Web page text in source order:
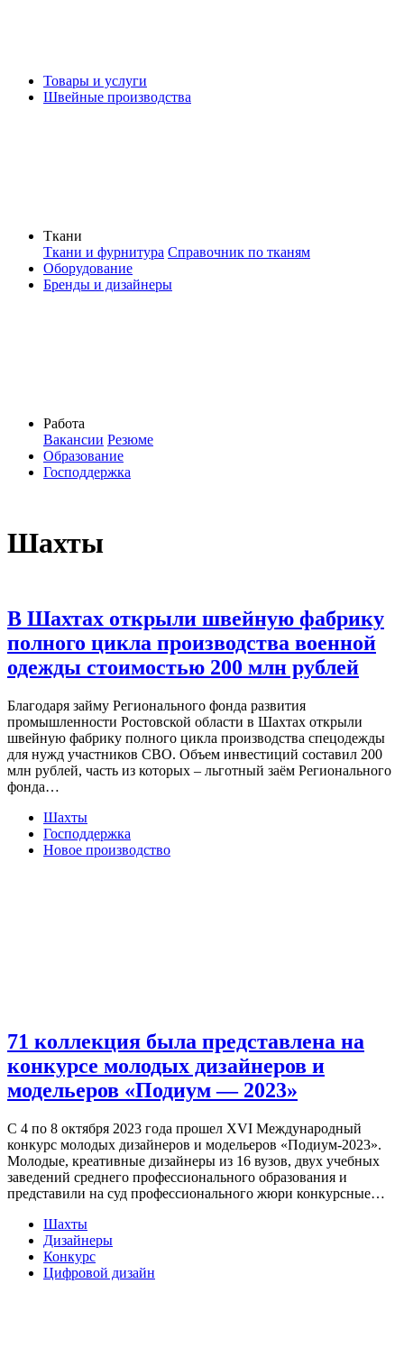
Товары и услуги
Швейные производства
Ткани
Ткани и фурнитура Справочник по тканям
Оборудование
Бренды и дизайнеры
Работа
Вакансии Резюме
Образование
Господдержка
Шахты
В Шахтах открыли швейную фабрику
полного цикла производства военной
одежды стоимостью 200 млн рублей
Благодаря займу Регионального фонда развития
промышленности Ростовской области в Шахтах открыли
швейную фабрику полного цикла производства спецодежды
для нужд участников СВО. Объем инвестиций составил 200
млн рублей, часть из которых – льготный заём Регионального
фонда…
Шахты
Господдержка
Новое производство
71 коллекция была представлена на
конкурсе молодых дизайнеров и
модельеров «Подиум — 2023»
С 4 по 8 октября 2023 года прошел XVI Международный
конкурс молодых дизайнеров и модельеров «Подиум-2023».
Молодые, креативные дизайнеры из 16 вузов, двух учебных
заведений среднего профессионального образования и
представили на суд профессионального жюри конкурсные…
Шахты
Дизайнеры
Конкурс
Цифровой дизайн